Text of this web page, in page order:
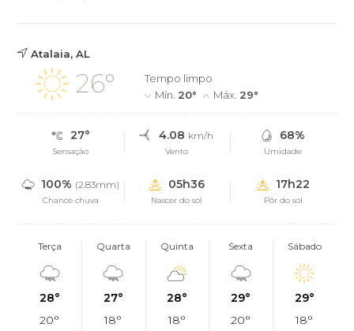
Atalaia, AL
26°
Tempo limpo
Mín. 20° Máx. 29°
27°
Sensação
4.08 km/h
Vento
68%
Umidade
100% (2.83mm)
Chance chuva
05h36
Nascer do sol
17h22
Pôr do sol
Terça
28°
20°
Quarta
27°
18°
Quinta
28°
18°
Sexta
29°
20°
Sábado
29°
18°